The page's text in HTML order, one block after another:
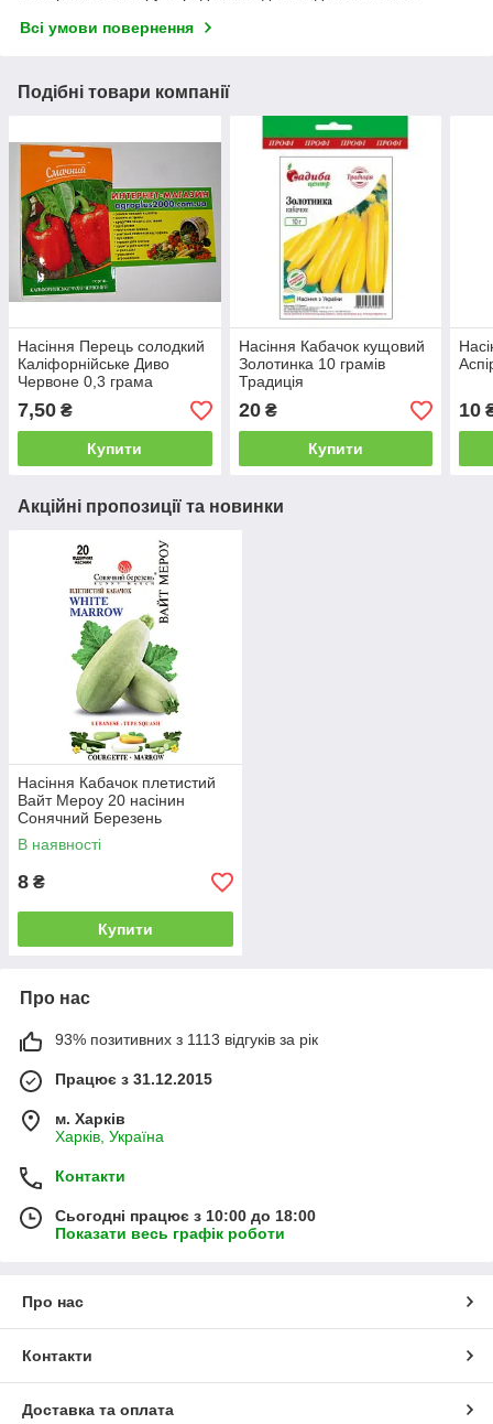
Всі умови повернення
Подібні товари компанії
Насіння Перець солодкий
Каліфорнійське Диво
Червоне 0,3 грама
Смачний
7,50 ₴
Купити
Насіння Кабачок кущовий
Золотинка 10 грамів
Традиція
20₴
Купити
10
Акційні пропозиції та новинки
Насіння Кабачок плетистий
Вайт Мероу 20 насінин
Сонячний Березень
В наявності
8 ₴
Купити
Про нас
93% позитивних з 1113 відгуків за рік
Працює з 31.12.2015
м. Харків
Харків, Україна
Контакти
Сьогодні працює з 10:00 до 18:00
Показати весь графік роботи
Про нас
Контакти
Доставка та оплата